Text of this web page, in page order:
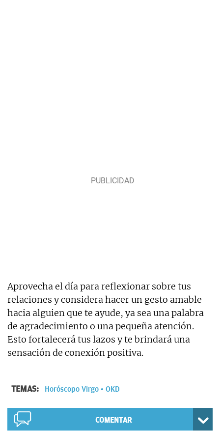
Aprovecha el día para reflexionar sobre tus
relaciones y considera hacer un gesto amable
hacia alguien que te ayude, ya sea una palabra
de agradecimiento o una pequeña atención.
Esto fortalecerá tus lazos y te brindará una
sensación de conexión positiva.
TEMAS: Horóscopo Virgo OKD
COMENTAR